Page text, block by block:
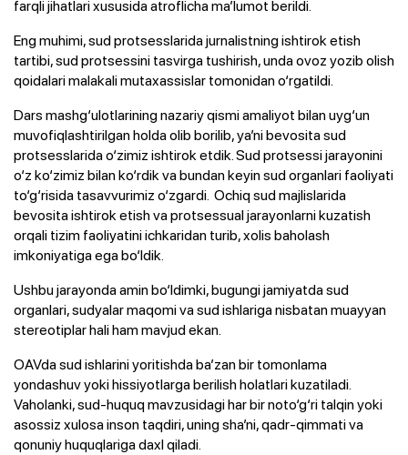
farqli jihatlari xususida atroflicha ma’lumot berildi.
Eng muhimi, sud protsesslarida jurnalistning ishtirok etish
tartibi, sud protsessini tasvirga tushirish, unda ovoz yozib olish
qoidalari malakali mutaxassislar tomonidan o‘rgatildi.
Dars mashg‘ulotlarining nazariy qismi amaliyot bilan uyg‘un
muvofiqlashtirilgan holda olib borilib, ya’ni bevosita sud
protsesslarida o‘zimiz ishtirok etdik. Sud protsessi jarayonini
o‘z ko‘zimiz bilan ko‘rdik va bundan keyin sud organlari faoliyati
to‘g‘risida tasavvurimiz o‘zgardi. Ochiq sud majlislarida
bevosita ishtirok etish va protsessual jarayonlarni kuzatish
orqali tizim faoliyatini ichkaridan turib, xolis baholash
imkoniyatiga ega bo‘ldik.
Ushbu jarayonda amin bo‘ldimki, bugungi jamiyatda sud
organlari, sudyalar maqomi va sud ishlariga nisbatan muayyan
stereotiplar hali ham mavjud ekan.
OAVda sud ishlarini yoritishda ba’zan bir tomonlama
yondashuv yoki hissiyotlarga berilish holatlari kuzatiladi.
Vaholanki, sud-huquq mavzusidagi har bir noto‘g‘ri talqin yoki
asossiz xulosa inson taqdiri, uning sha’ni, qadr-qimmati va
qonuniy huquqlariga daxl qiladi.